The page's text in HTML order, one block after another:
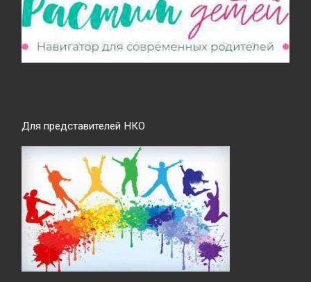
Для представителей НКО